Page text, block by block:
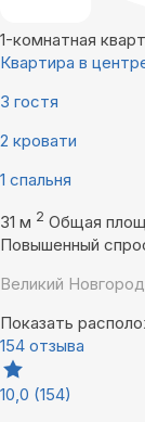
1-комнатная
Квартира в
3 гостя
2 кровати
1 спальня
31 м 2 Общая
Повышенный
Великий
Показать
154 отзыва
10,0 (154)